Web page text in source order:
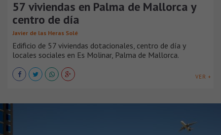
57 viviendas en Palma de Mallorca y
centro de día
Javier de las Heras Solé
Edificio de 57 viviendas dotacionales, centro de día y
locales sociales en Es Molinar, Palma de Mallorca.
VER +